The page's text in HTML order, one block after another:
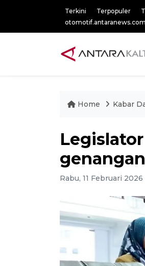
Terkini Terpopuler
otomotif.antaranews.com
Home Kabar
Rabu, 11 Februari 2026